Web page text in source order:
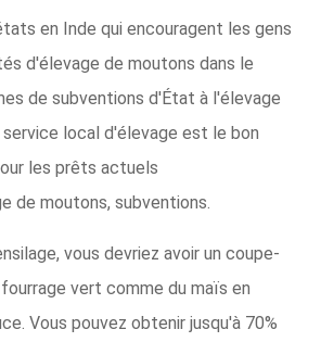
en Inde qui encouragent les gens
d'élevage de moutons dans le
de subventions d'État à l'élevage
local d'élevage est le bon
les prêts actuels
de moutons, subventions.
vous devriez avoir un coupe-
vert comme du maïs en
Vous pouvez obtenir jusqu'à 70%